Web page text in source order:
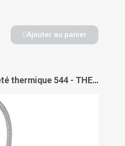
Ajouter au panier
Soupape de sûreté thermique 544 - THERMADOR